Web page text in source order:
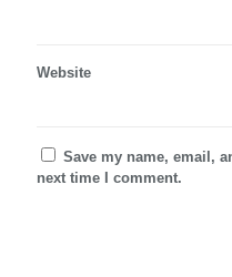
Website
Save my name, email,
next time I comment.